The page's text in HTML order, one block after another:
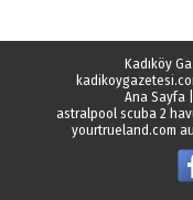
Kadıköy
Ana Sayfa|
astralpool scuba 2
yourtrueland.com